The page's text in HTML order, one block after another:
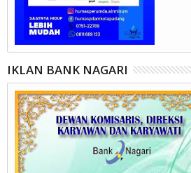
IKLAN BANK NAGARI